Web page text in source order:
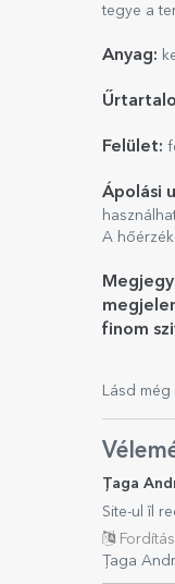
tegye a
Anyag:
Felület:
Ápolási
A
finom
Lásd még
Țaga
Site-ul îl
Țaga